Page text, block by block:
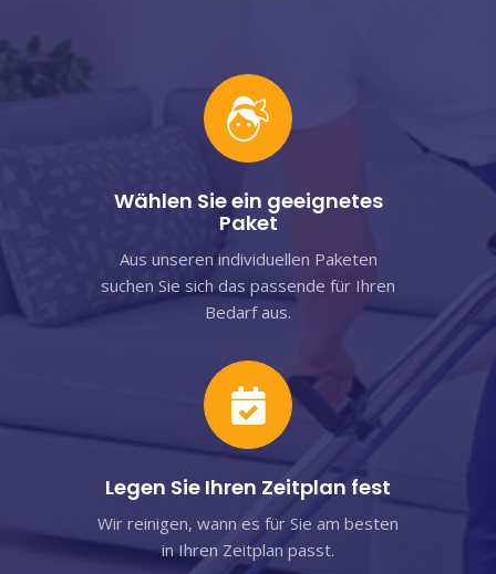
Wählen Sie ein geeignetes
Paket
Aus unseren individuellen Paketen
suchen Sie sich das passende für Ihren
Bedarf aus.
Legen Sie Ihren Zeitplan fest
Wir reinigen, wann es für Sie am besten
in Ihren Zeitplan passt.